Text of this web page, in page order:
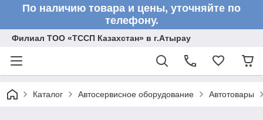
По наличию товара и цены, уточняйте по
телефону.
Филиал ТОО «ТССП Казахстан» в г.Атырау
Каталог Автосервисное оборудование Автотовары